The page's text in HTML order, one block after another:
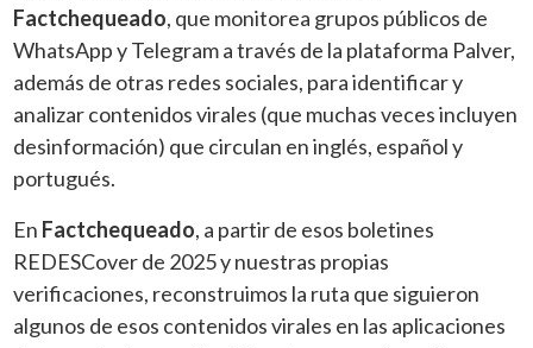
Factchequeado, que monitorea grupos públicos de
WhatsApp y Telegram a través de la plataforma Palver,
además de otras redes sociales, para identificar y
analizar contenidos virales (que muchas veces incluyen
desinformación) que circulan en inglés, español y
portugués.
En Factchequeado, a partir de esos boletines
REDESCover de 2025 y nuestras propias
verificaciones, reconstruimos la ruta que siguieron
algunos de esos contenidos virales en las aplicaciones